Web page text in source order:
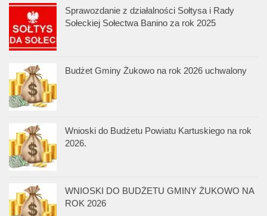
Sprawozdanie z działalności Sołtysa i Rady
Sołeckiej Sołectwa Banino za rok 2025
Budżet Gminy Żukowo na rok 2026 uchwalony
Wnioski do Budżetu Powiatu Kartuskiego na rok
2026.
WNIOSKI DO BUDŻETU GMINY ŻUKOWO NA
ROK 2026